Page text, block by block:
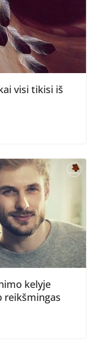
visi tikisi iš
kelyje
reikšmingas